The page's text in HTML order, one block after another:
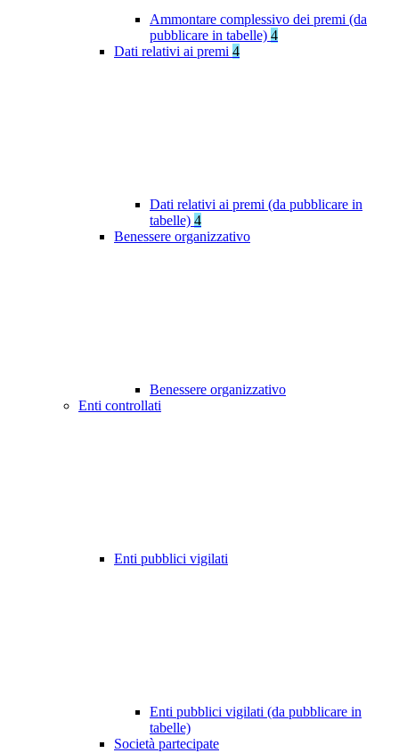
Ammontare complessivo dei premi (da
pubblicare in tabelle) 4
Dati relativi ai premi 4
Dati relativi ai premi (da pubblicare in
tabelle) 4
Benessere organizzativo
Benessere organizzativo
Enti controllati
Enti pubblici vigilati
Enti pubblici vigilati (da pubblicare in
tabelle)
Società partecipate